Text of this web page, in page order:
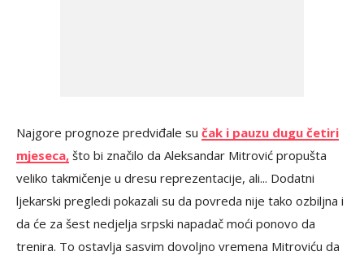
Najgore prognoze predviđale su čak i pauzu dugu četiri
mjeseca, što bi značilo da Aleksandar Mitrović propušta
veliko takmičenje u dresu reprezentacije, ali... Dodatni
ljekarski pregledi pokazali su da povreda nije tako ozbiljna i
da će za šest nedjelja srpski napadač moći ponovo da
trenira. To ostavlja sasvim dovoljno vremena Mitroviću da